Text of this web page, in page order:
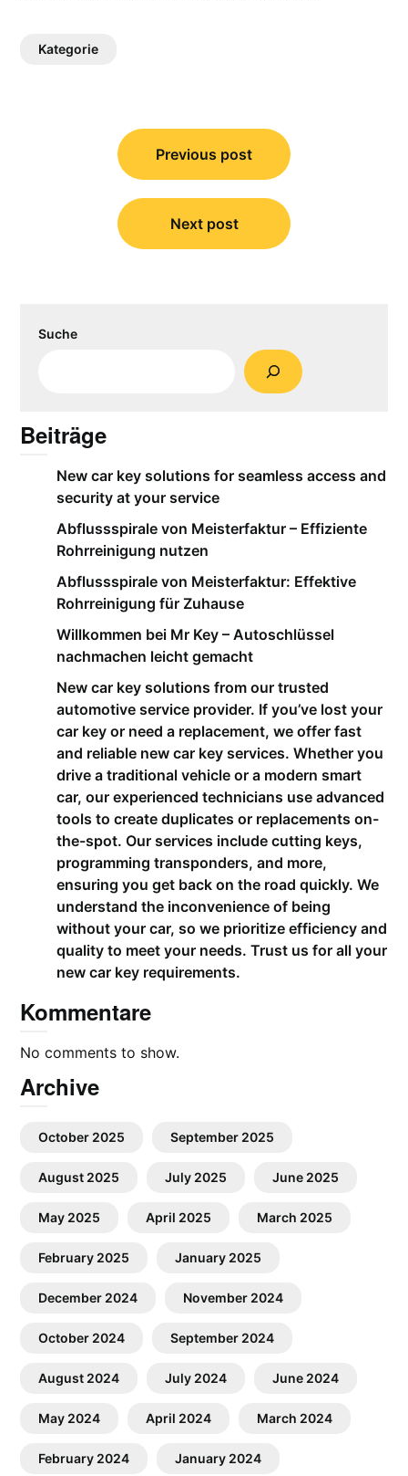
Kategorie
navigation
Previous post
Next post
Suche
Beiträge
New car key solutions for seamless access and
security at your service
Abflussspirale von Meisterfaktur – Effiziente
Rohrreinigung nutzen
Abflussspirale von Meisterfaktur: Effektive
Rohrreinigung für Zuhause
Willkommen bei Mr Key – Autoschlüssel
nachmachen leicht gemacht
New car key solutions from our trusted
automotive service provider. If you’ve lost your
car key or need a replacement, we offer fast
and reliable new car key services. Whether you
drive a traditional vehicle or a modern smart
car, our experienced technicians use advanced
tools to create duplicates or replacements on-
the-spot. Our services include cutting keys,
programming transponders, and more,
ensuring you get back on the road quickly. We
understand the inconvenience of being
without your car, so we prioritize efficiency and
quality to meet your needs. Trust us for all your
new car key requirements.
Kommentare
No comments to show.
Archive
October 2025 September 2025
August 2025 July 2025 June 2025
May 2025 April 2025 March 2025
February 2025 January 2025
December 2024 November 2024
October 2024 September 2024
August 2024 July 2024 June 2024
May 2024 April 2024 March 2024
February 2024 January 2024